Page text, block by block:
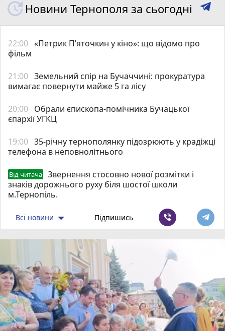
Новини Тернополя за сьогодні
22:00 «Петрик П’яточкин у кіно»: що відомо про
фільм
21:00 Земельний спір на Бучаччині: прокуратура
вимагає повернути майже 5 га лісу
20:00 Обрали єпископа-помічника Бучацької
єпархії УГКЦ
19:00 35-річну тернополянку підозрюють у крадіжці
телефона в неповнолітнього
Від читача
Звернення стосовно нової розмітки і
знаків дорожнього руху біля шостої школи
м.Тернопіль.
Всі новини Підпишись